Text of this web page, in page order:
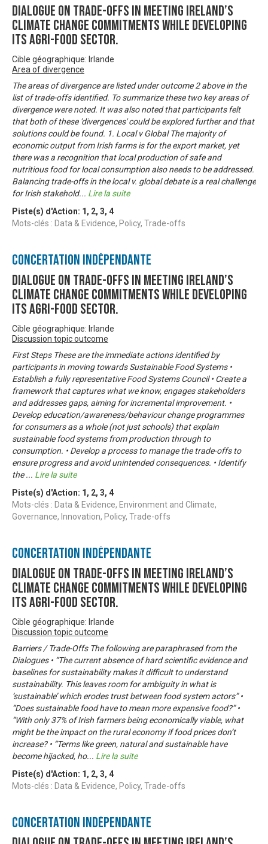
Dialogue on trade-offs in meeting Ireland’s
climate change commitments while developing
its agri-food sector.
Cible géographique: Irlande
Area of divergence
The areas of divergence are listed under outcome 2 above in the
list of trade-offs identified. To summarize these two key areas of
divergence were noted. It was also noted that participants felt
that both of these 'divergences' could be explored further and that
solutions could be found. 1. Local v Global The majority of
economic output from Irish farms is for the export market, yet
there was a recognition that local production of safe and
nutritious food for local consumption also needs to be addressed.
Balancing trade-offs in the local v. global debate is a real challenge
for Irish stakehold... Lire la suite
Piste(s) d'Action: 1 , 2, 3, 4
Mots-clés : Data & Evidence, Policy, Trade-offs
Concertation Indépendante
Dialogue on trade-offs in meeting Ireland’s
climate change commitments while developing
its agri-food sector.
Cible géographique: Irlande
Discussion topic outcome
First Steps These are the immediate actions identified by
participants in moving towards Sustainable Food Systems •
Establish a fully representative Food Systems Council • Create a
framework that captures what we know, engages stakeholders
and addresses gaps, aiming for incremental improvement. •
Develop education/awareness/behaviour change programmes
for consumers as a whole (not just schools) that explain
sustainable food systems from production through to
consumption. • Develop a process to manage the trade-offs to
ensure progress and avoid unintended consequences. • Identify
the... Lire la suite
Piste(s) d'Action: 1 , 2, 3, 4
Mots-clés : Data & Evidence, Environment and Climate,
Governance, Innovation, Policy, Trade-offs
Concertation Indépendante
Dialogue on trade-offs in meeting Ireland’s
climate change commitments while developing
its agri-food sector.
Cible géographique: Irlande
Discussion topic outcome
Barriers / Trade-Offs The following are paraphrased from the
Dialogues • “The current absence of hard scientific evidence and
baselines for sustainability makes it difficult to understand
sustainability. This leaves room for ambiguity in what is
‘sustainable’ which erodes trust between food system actors” •
“Does sustainable food have to mean more expensive food?” •
“With only 37% of Irish farmers being economically viable, what
might be the impact on the rural economy if food prices don’t
increase? • “Terms like green, natural and sustainable have
become hijacked, ho... Lire la suite
Piste(s) d'Action: 1 , 2, 3, 4
Mots-clés : Data & Evidence, Policy, Trade-offs
Concertation Indépendante